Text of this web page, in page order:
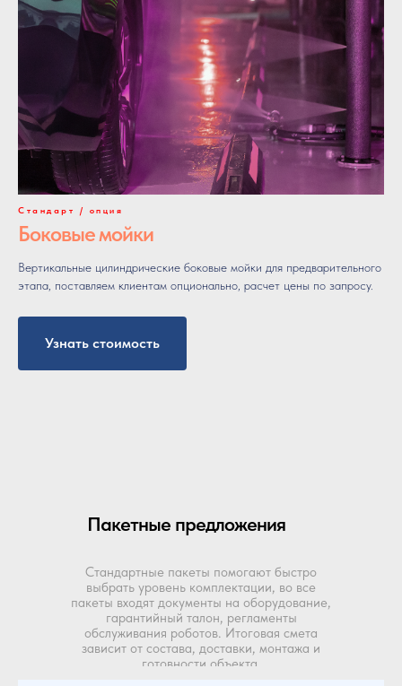
Стандарт / опция
Боковые мойки
Вертикальные цилиндрические боковые мойки для предварительного
этапа, поставляем клиентам опционально, расчет цены по запросу.
Узнать стоимость
Пакетные предложения
Стандартные пакеты помогают быстро
выбрать уровень комплектации, во все
пакеты входят документы на оборудование,
гарантийный талон, регламенты
обслуживания роботов. Итоговая смета
зависит от состава, доставки, монтажа и
готовности объекта.